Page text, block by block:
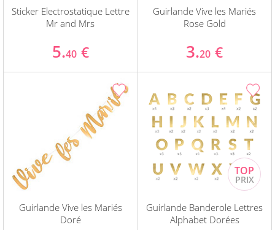
Sticker Electrostatique Lettre
Mr and Mrs
5.40 €
Guirlande Vive les Mariés
Rose Gold
3.20 €
Guirlande Vive les Mariés
Doré
Guirlande Banderole Lettres
Alphabet Dorées